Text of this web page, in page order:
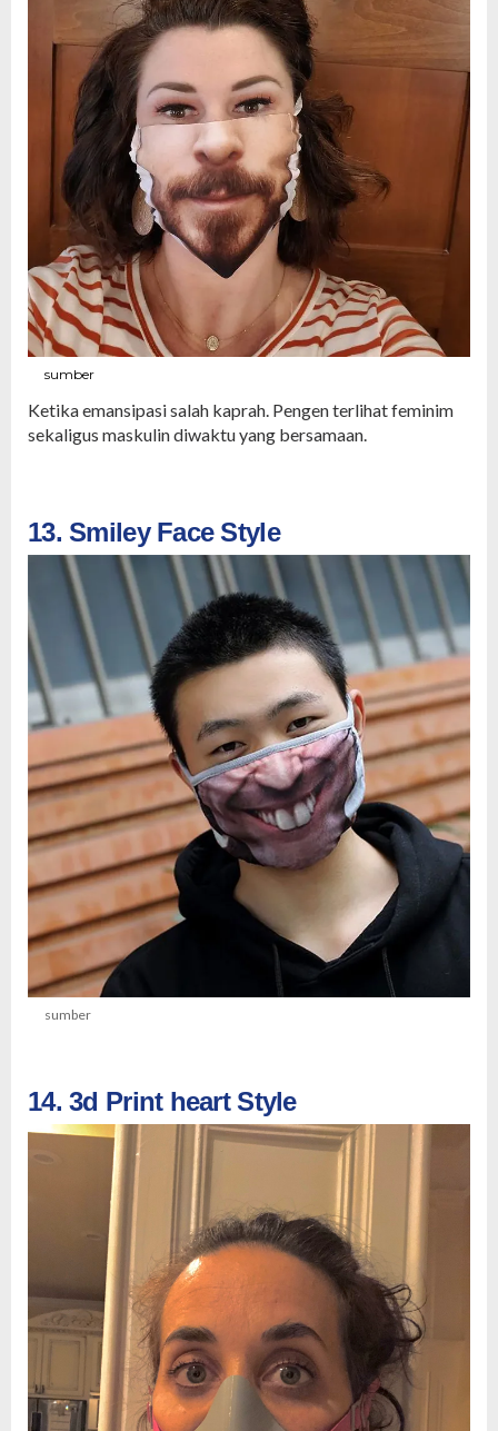
sumber
Ketika emansipasi salah kaprah. Pengen terlihat feminim
sekaligus maskulin diwaktu yang bersamaan.
13. Smiley Face Style
sumber
14. 3d Print heart Style